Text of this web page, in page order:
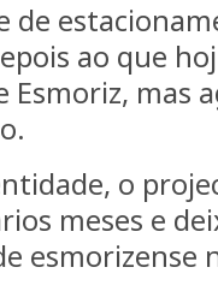
de
ao que
Esmoriz, mas
o
meses e
esmorizense